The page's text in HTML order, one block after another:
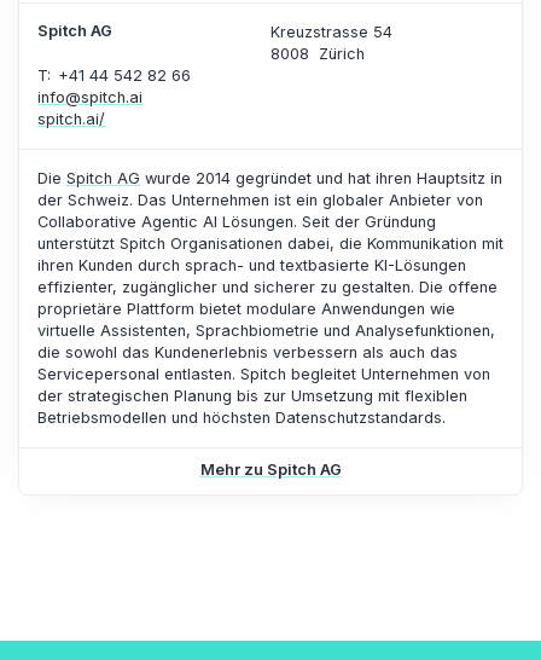
Spitch AG
Kreuzstrasse 54
8008
Zürich
T: +41 44 542 82 66
info@spitch.ai
spitch.ai/
Die Spitch AG wurde 2014 gegründet und hat ihren Hauptsitz in
der Schweiz. Das Unternehmen ist ein globaler Anbieter von
Collaborative Agentic AI Lösungen. Seit der Gründung
unterstützt Spitch Organisationen dabei, die Kommunikation mit
ihren Kunden durch sprach- und textbasierte KI-Lösungen
effizienter, zugänglicher und sicherer zu gestalten. Die offene
proprietäre Plattform bietet modulare Anwendungen wie
virtuelle Assistenten, Sprachbiometrie und Analysefunktionen,
die sowohl das Kundenerlebnis verbessern als auch das
Servicepersonal entlasten. Spitch begleitet Unternehmen von
der strategischen Planung bis zur Umsetzung mit flexiblen
Betriebsmodellen und höchsten Datenschutzstandards.
Mehr zu Spitch AG